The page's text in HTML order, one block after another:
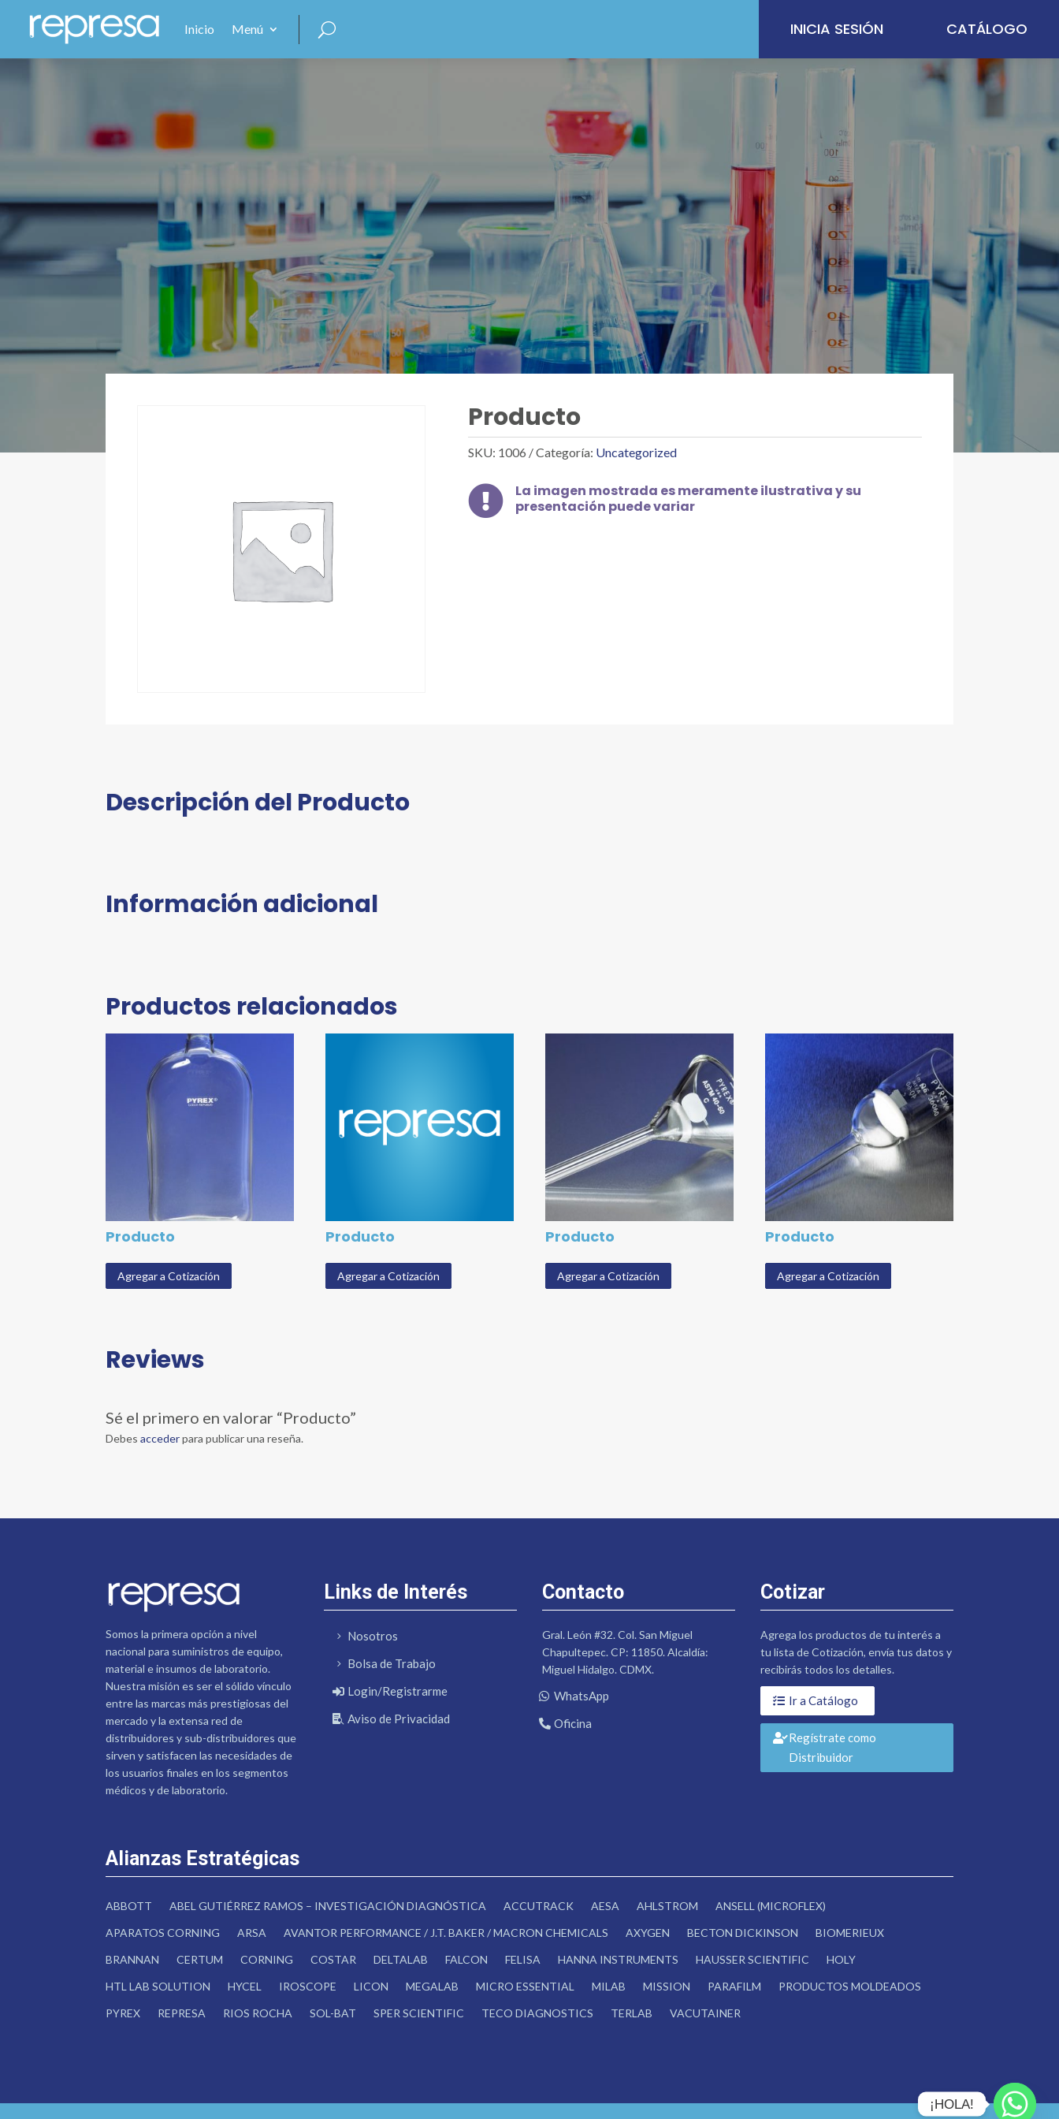
Inicio Menú INICIA SESIÓN CATÁLOGO
Producto
SKU: 1006 Categoría: Uncategorized

La imagen mostrada es meramente ilustrativa y su
presentación puede variar
Descripción del Producto
Información adicional
Productos relacionados
Producto
Agregar a Cotización
Producto
Agregar a Cotización
Producto
Agregar a Cotización
Producto
Agregar a Cotización
Reviews
Sé el primero en valorar “Producto”
Debesaccederpara publicar una reseña.
Somos la primera opción a nivel
nacional para suministros de equipo,
material e insumos de laboratorio.
Nuestra misión es ser el sólido vínculo
entre las marcas más prestigiosas del
mercado y la extensa red de
distribuidores y sub-distribuidores que
sirven y satisfacen las necesidades de
los usuarios finales en los segmentos
médicos y de laboratorio.
Links de Interés
Nosotros
Bolsa de Trabajo
Login/Registrarme
Aviso de Privacidad
Contacto
Gral. León #32. Col. San Miguel
Chapultepec. CP: 11850. Alcaldía:
Miguel Hidalgo. CDMX.
WhatsApp
Oficina
Cotizar
Agrega los productos de tu interés a
tu lista de Cotización, envía tus datos y
recibirás todos los detalles.
Ir a Catálogo
Regístrate como
Distribuidor
Alianzas Estratégicas
ABBOTT ABEL GUTIÉRREZ RAMOS – INVESTIGACIÓN DIAGNÓSTICA ACCUTRACK AESA AHLSTROM
ANSELL (MICROFLEX)
APARATOS CORNING
ARSA AVANTOR PERFORMANCE / J.T. BAKER / MACRON CHEMICALS AXYGEN BECTON DICKINSON
BIOMERIEUX
BRANNAN
CERTUM CORNING COSTAR DELTALAB FALCON FELISA HANNA INSTRUMENTS HAUSSER SCIENTIFIC
HOLY
HTL LAB SOLUTION
HYCEL IROSCOPE LICON MEGALAB MICRO ESSENTIAL MILAB MISSION PARAFILM
PRODUCTOS MOLDEADOS
PYREX
REPRESA RIOS ROCHA SOL-BAT SPER SCIENTIFIC TECO DIAGNOSTICS TERLAB VACUTAINER
¡HOLA!